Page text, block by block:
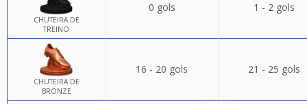
CHUTEIRA DE
TREINO
0 gols 1 - 2 gols
CHUTEIRA DE
BRONZE
16 - 20 gols 21 - 25 gols